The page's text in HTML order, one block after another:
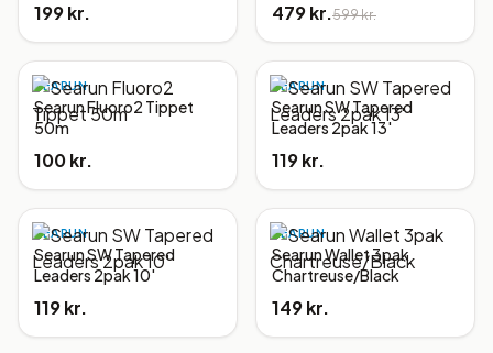
199 kr. 479 kr.599 kr.
SEARUN
Searun Fluoro2 Tippet
50m
100 kr.
SEARUN
Searun SW Tapered
Leaders 2pak 13'
119 kr.
SEARUN
Searun SW Tapered
Leaders 2pak 10'
119 kr.
SEARUN
Searun Wallet 3pak
Chartreuse/Black
149 kr.